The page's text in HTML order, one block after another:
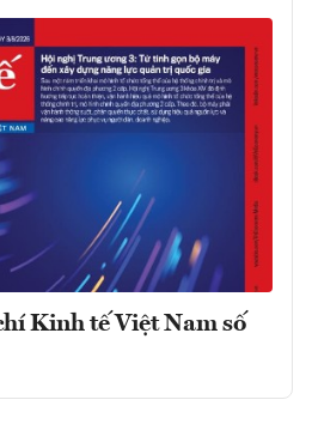
Kinh tế Việt Nam số